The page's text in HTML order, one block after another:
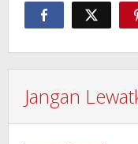
Jangan